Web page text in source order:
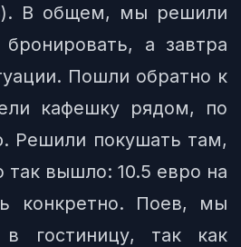
В общем, мы решили
а завтра
Пошли обратно к
кафешку рядом, по
Решили покушать там,
так вышло: 10.5 евро на
конкретно. Поев, мы
в гостиницу, так как